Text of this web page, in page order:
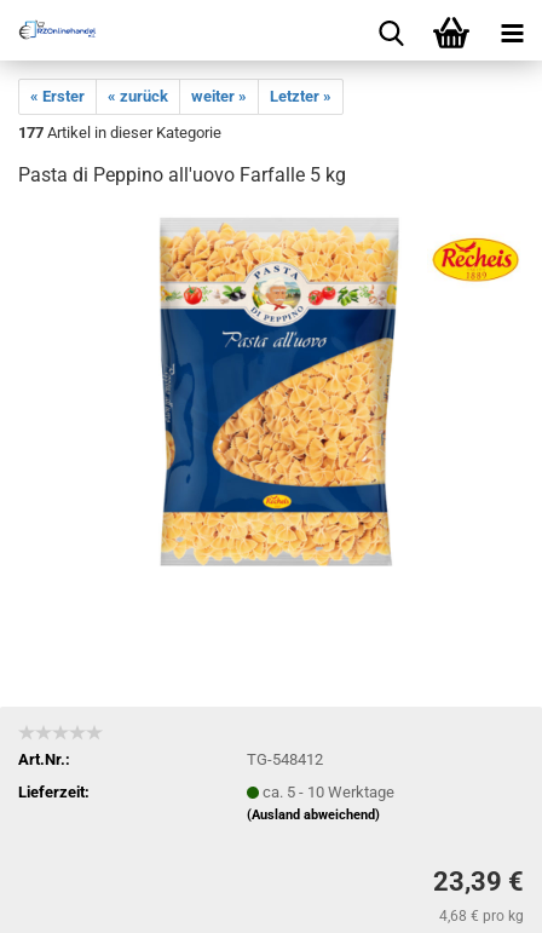
« Erster « zurück weiter »
Letzter »
177 Artikel in dieser Kategorie
Pasta di Peppino all'uovo Farfalle 5 kg
Art.Nr.:
TG-548412
Lieferzeit:
ca. 5 - 10 Werktage
(Ausland abweichend)
23,39 €
4,68 € pro kg